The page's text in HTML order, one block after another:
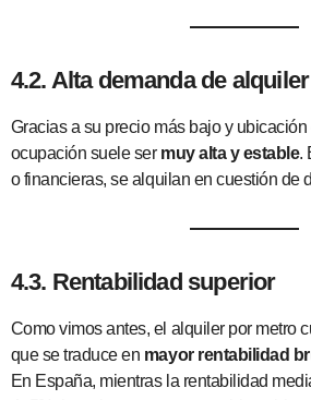
4.2. Alta demanda de alquiler
Gracias a su precio más bajo y ubicación
ocupación suele ser muy alta y estable.
o financieras, se alquilan en cuestión de
4.3. Rentabilidad superior
Como vimos antes, el alquiler por metro
que se traduce en mayor rentabilidad
En España, mientras la rentabilidad